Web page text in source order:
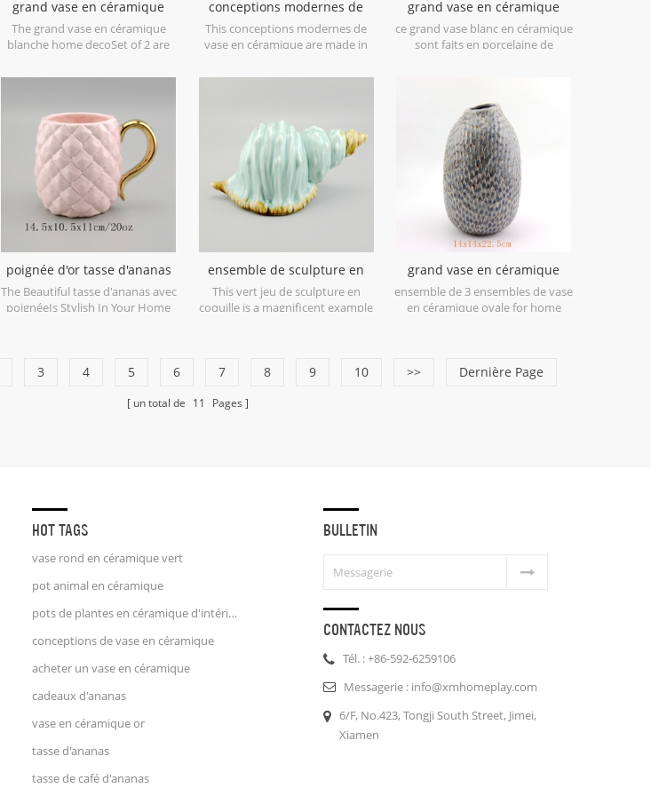
grand vase en céramique
blanche home deco
The grand vase en céramique
blanche home decoSet of 2 are
porcelain,is snow white with
surface,different from the white
glaze finish. Is much more
beautiful,precious and high value.
conceptions modernes de
vase en céramique blanc et
noir
This conceptions modernes de
vase en céramique are made in
catching for your home
grand vase en céramique
blanche avec des lignes de
peinture à la main noire
ce grand vase blanc en céramique
sont faits en porcelaine de
vendu individuellement.
poignée d'or tasse d'ananas
en céramique
The Beautiful tasse d'ananas avec
poignéeIs Stylish In Your Home
ensemble de sculpture en
céramique coquille verte
This vert jeu de sculpture en
coquille is a magnificent example
grand vase en céramique
ovale bleu antique
ensemble de 3 ensembles de vase
en céramique ovale for home
3 4 5 6 7 8 9 10 >> Dernière Page
un total de 11 Pages
HOT TAGS
vase rond en céramique vert
pot animal en céramique
pots de plantes en céramique d'intérieur
conceptions de vase en céramique
acheter un vase en céramique
cadeaux d'ananas
vase en céramique or
tasse d'ananas
tasse de café d'ananas
BULLETIN
CONTACTEZ NOUS
Tél. : +86-592-6259106
Messagerie : info@xmhomeplay.com
6/F, No.423, Tongji South Street, Jimei,
Xiamen